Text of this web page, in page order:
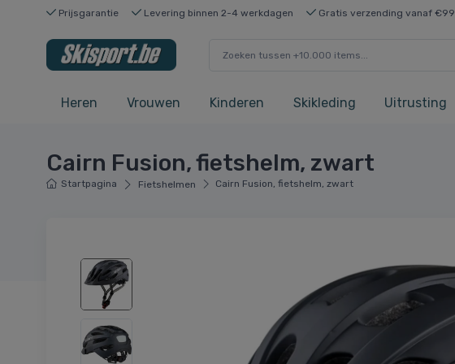
Prijsgarantie Levering binnen 2-4 werkdagen Gratis verzending vanaf €99
Heren Vrouwen Kinderen Skikleding Uitrusting
Cairn Fusion, fietshelm, zwart
Startpagina Fietshelmen Cairn Fusion, fietshelm, zwart